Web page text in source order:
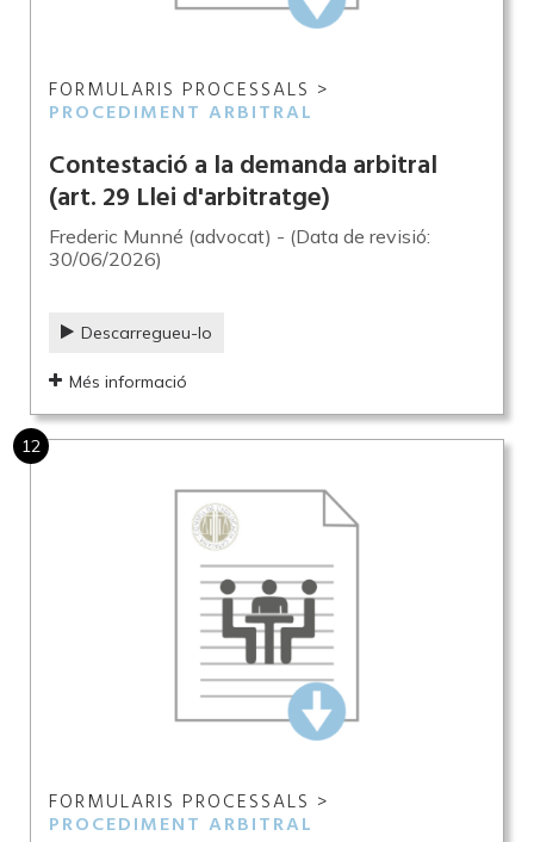
FORMULARIS PROCESSALS >
PROCEDIMENT ARBITRAL
Contestació a la demanda arbitral
(art. 29 Llei d'arbitratge)
Frederic Munné (advocat) - (Data de revisió:
30/06/2026)
Descarregueu-lo
Més informació
12
FORMULARIS PROCESSALS >
PROCEDIMENT ARBITRAL